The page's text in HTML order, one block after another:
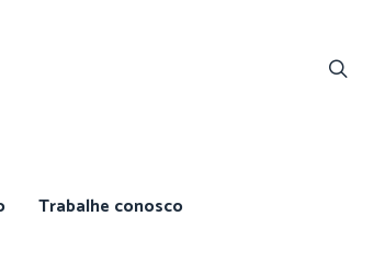
Trabalhe conosco